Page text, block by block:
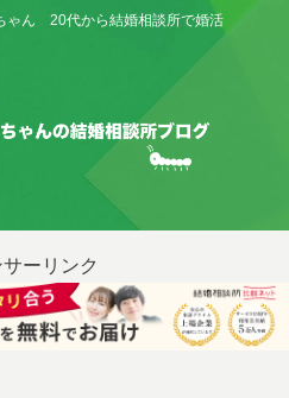
ゃん 20代から結婚相談所で婚活
ーリンク